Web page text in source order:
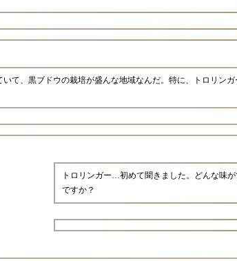
て、黒ブドウの栽培が盛んな地域なんだ。特に、トロリン
トロリンガー…初めて聞きました。どんな味が
ですか？